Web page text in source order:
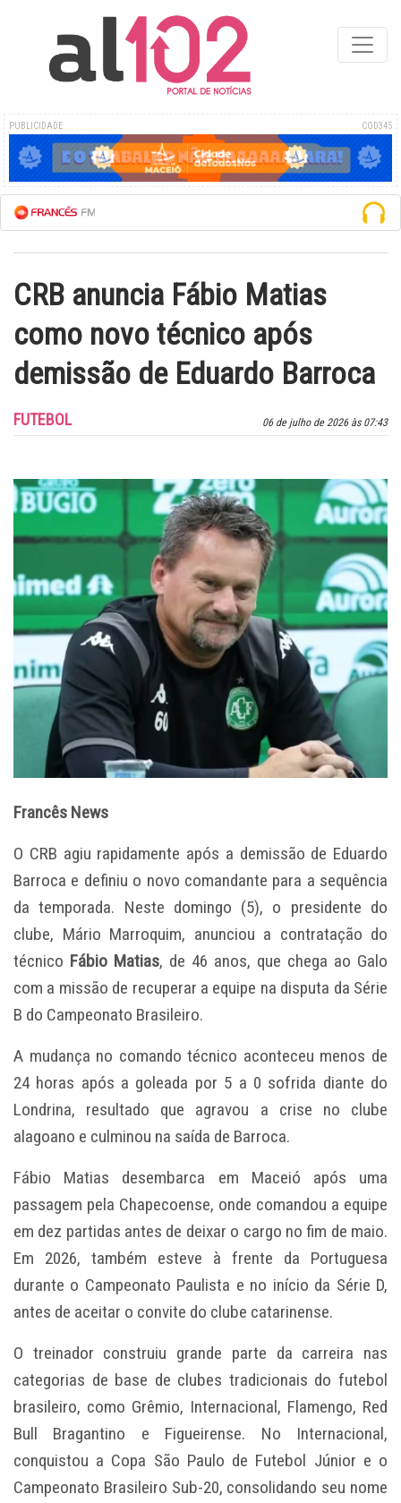
PUBLICIDADE COD345
ESCUTE
CRB anuncia Fábio Matias
como novo técnico após
demissão de Eduardo Barroca
06 de julho de 2026 às 07:43
FUTEBOL
Francês News
O CRB agiu rapidamente após a demissão de Eduardo
Barroca e definiu o novo comandante para a sequência
da temporada. Neste domingo (5), o presidente do
clube, Mário Marroquim, anunciou a contratação do
técnico Fábio Matias, de 46 anos, que chega ao Galo
com a missão de recuperar a equipe na disputa da Série
B do Campeonato Brasileiro.
A mudança no comando técnico aconteceu menos de
24 horas após a goleada por 5 a 0 sofrida diante do
Londrina, resultado que agravou a crise no clube
alagoano e culminou na saída de Barroca.
Fábio Matias desembarca em Maceió após uma
passagem pela Chapecoense, onde comandou a equipe
em dez partidas antes de deixar o cargo no fim de maio.
Em 2026, também esteve à frente da Portuguesa
durante o Campeonato Paulista e no início da Série D,
antes de aceitar o convite do clube catarinense.
O treinador construiu grande parte da carreira nas
categorias de base de clubes tradicionais do futebol
brasileiro, como Grêmio, Internacional, Flamengo, Red
Bull Bragantino e Figueirense. No Internacional,
conquistou a Copa São Paulo de Futebol Júnior e o
Campeonato Brasileiro Sub-20, consolidando seu nome